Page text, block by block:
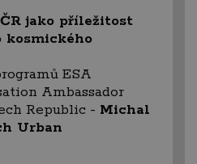
jako příležitost
kosmického
ESA
Ambassador
Republic - Michal
Urban